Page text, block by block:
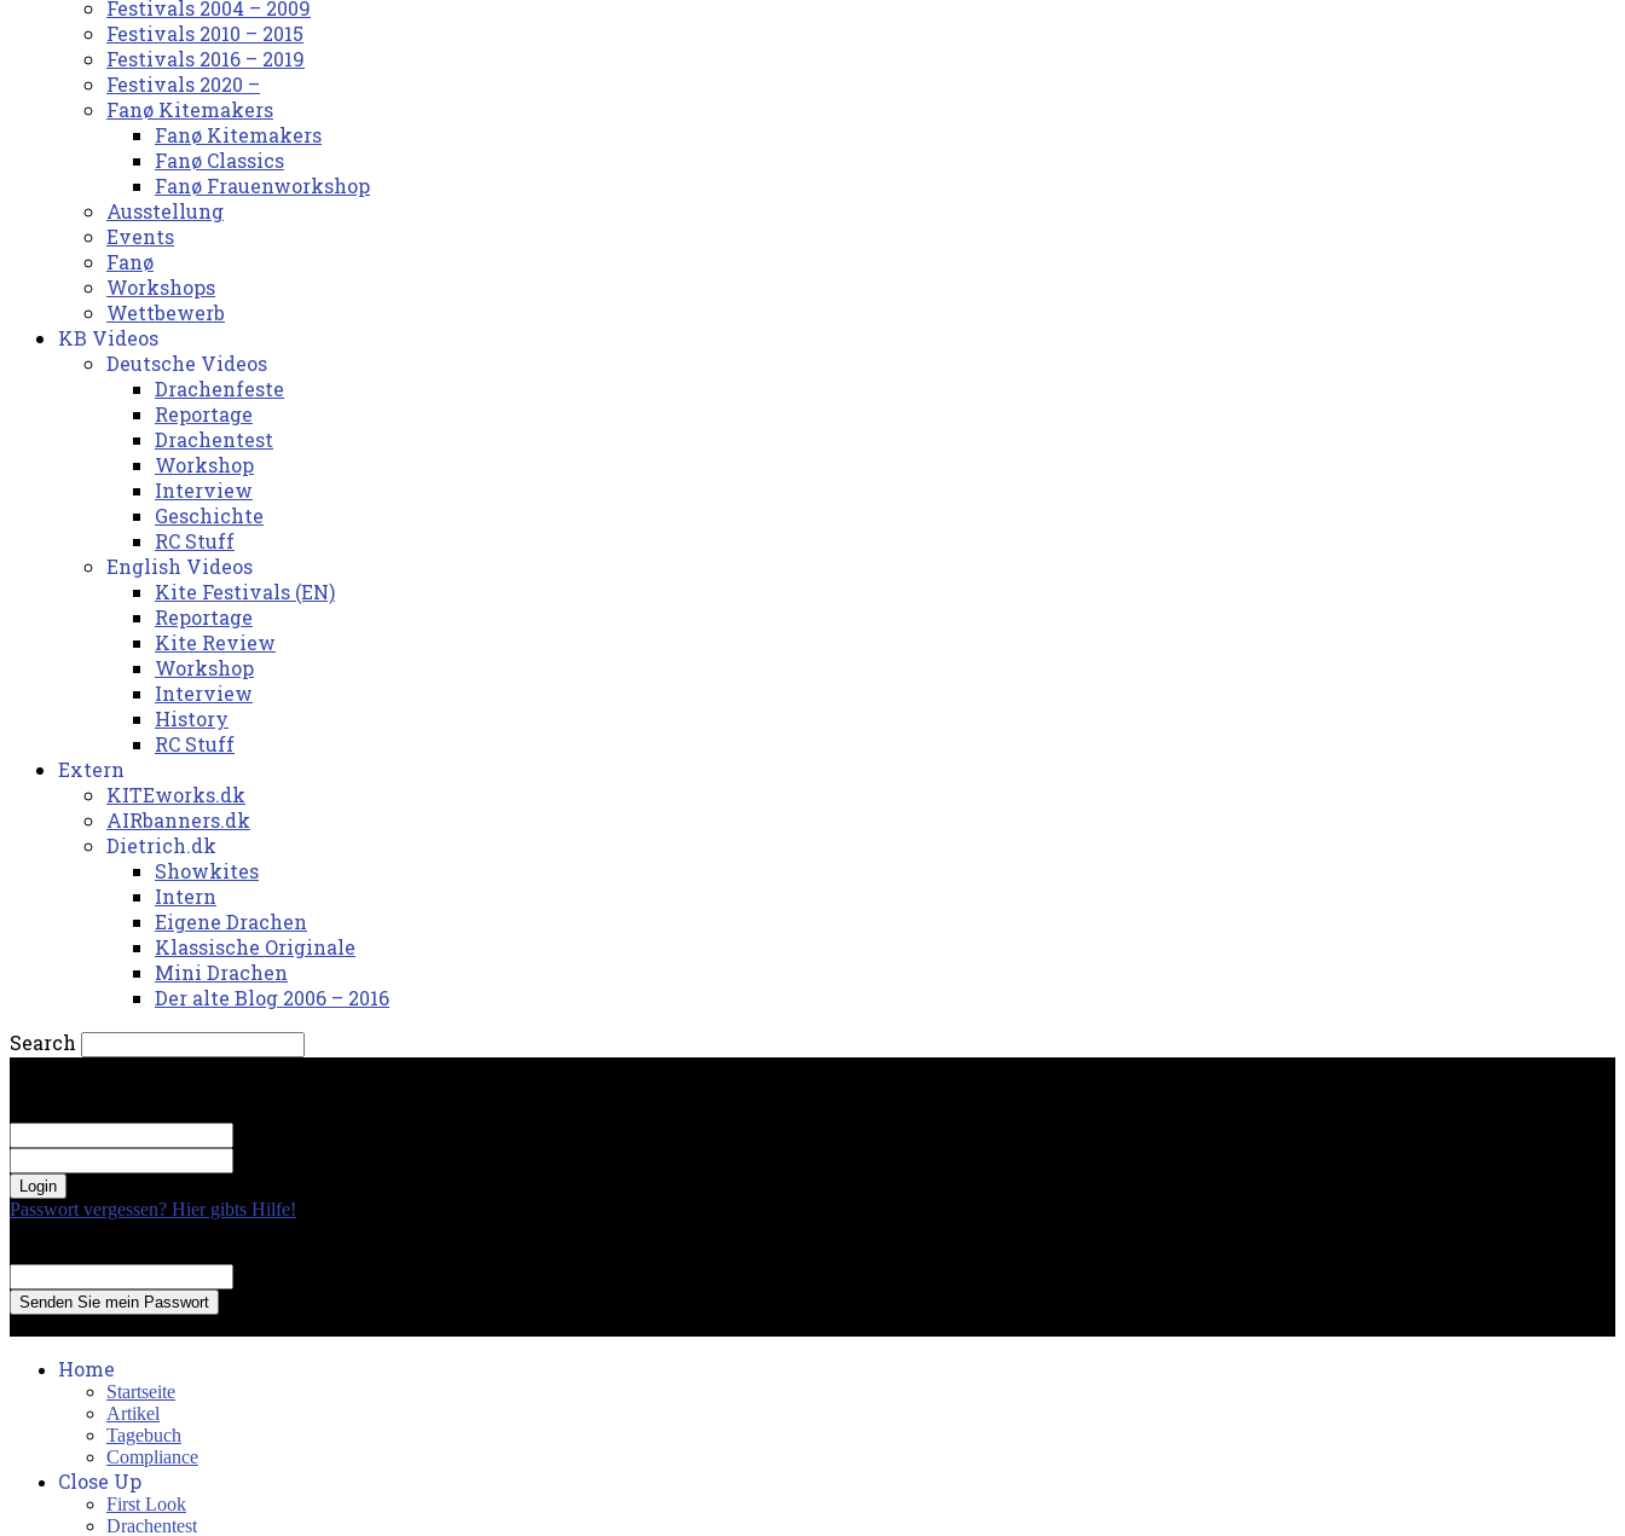
Festivals 2004 – 2009
Festivals 2010 – 2015
Festivals 2016 – 2019
Festivals 2020 –
Fanø Kitemakers
Fanø Kitemakers
Fanø Classics
Fanø Frauenworkshop
Ausstellung
Events
Fanø
Workshops
Wettbewerb
KB Videos
Deutsche Videos
Drachenfeste
Reportage
Drachentest
Workshop
Interview
Geschichte
RC Stuff
English Videos
Kite Festivals (EN)
Reportage
Kite Review
Workshop
Interview
History
RC Stuff
Extern
KITEworks.dk
AIRbanners.dk
Dietrich.dk
Showkites
Intern
Eigene Drachen
Klassische Originale
Mini Drachen
Der alte Blog 2006 – 2016
Search
Passwort vergessen? Hier gibts Hilfe!
Home
Startseite
Artikel
Tagebuch
Compliance
Close Up
First Look
Drachentest